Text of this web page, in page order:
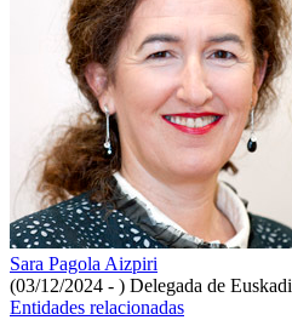
Sara Pagola Aizpiri
(03/12/2024 - ) Delegada de
Entidades relacionadas